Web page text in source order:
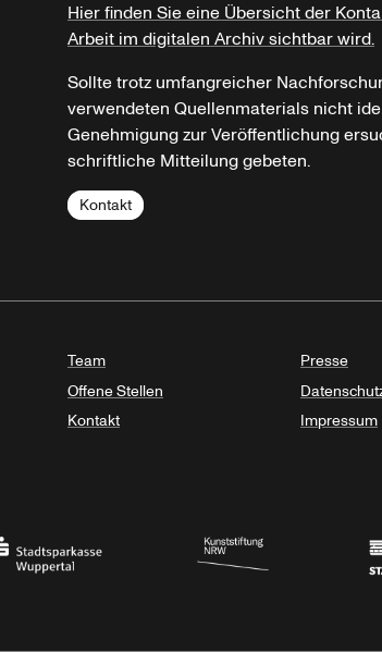
Hier finden Sie eine Übersicht der
Arbeit im digitalen Archiv sichtbar wird.
Sollte trotz umfangreicher
verwendeten Quellenmaterials nicht
Genehmigung zur Veröffentlichung
schriftliche Mitteilung gebeten.
Kontakt
Team
Offene Stellen
Kontakt
Presse
Impressum